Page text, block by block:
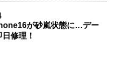
が砂嵐状態に…デー
修理！